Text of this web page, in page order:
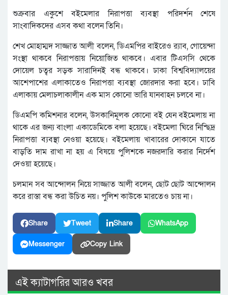
শুক্রবার একুশে বইমেলার নিরাপত্তা ব্যবস্থা পরিদর্শন শেষে
সাংবাদিকদের এসব কথা বলেন তিনি।
শেখ মোহাম্মদ সাজ্জাত আলী বলেন, ডিএমপির বাইরেও র‍্যাব, গোয়েন্দা
সংস্থা থাকবে নিরাপত্তায় নিয়োজিত থাকবে। এবার টিএসসি থেকে
দোয়েল চত্বর সড়ক সারাদিনই বন্ধ থাকবে। ঢাকা বিশ্ববিদ্যালয়ের
আশেপাশের এলাকাতেও নিরাপত্তা ব্যবস্থা জোরদার করা হবে। ঢাবি
এলাকায় মেলাচলাকালীন এক মাস কোনো ভারি যানবাহন চলবে না।
ডিএমপি কমিশনার বলেন, উসকানিমূলক কোনো বই যেন বইমেলায় না
থাকে এর জন্য বাংলা একাডেমিকে বলা হয়েছে। বইমেলা ঘিরে নিশ্ছিদ্র
নিরাপত্তা ব্যবস্থা নেওয়া হয়েছে। বইমেলায় খাবারের দোকানে যাতে
বাড়তি দাম রাখা না হয় এ বিষয়ে পুলিশকে নজরদারি করার নির্দেশ
দেওয়া হয়েছে।
চলমান সব আন্দোলন নিয়ে সাজ্জাত আলী বলেন, ছোট ছোট আন্দোলন
করে রাস্তা বন্ধ করা উচিত নয়। পুলিশ কাউকে মারতেও চায় না।
Share Tweet Share WhatsApp
Messenger Copy Link
এই ক্যাটাগরির আরও খবর